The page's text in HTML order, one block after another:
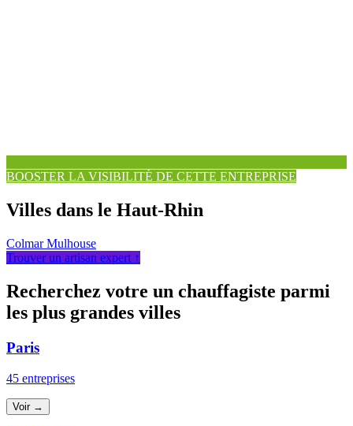
BOOSTER LA VISIBILITÉ DE CETTE ENTREPRISE
Villes dans le Haut-Rhin
ColmarMulhouse
Trouver un artisan expert ↑
Recherchez votre un chauffagiste parmi
les plus grandes villes
Paris
45 entreprises
Voir →